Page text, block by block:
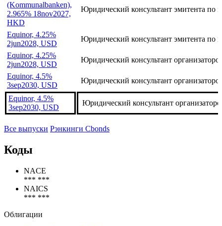
(Kommunalbanken),
2.965% 18nov2027,
HKD
Юридический консультант эмитента по
Equinor, 4.25%
2jun2028, USD
Юридический консультант эмитента по
Equinor, 4.25%
2jun2028, USD
Юридический консультант
Equinor, 4.5%
3sep2030, USD
Юридический консультант
Equinor, 4.5%
3sep2030, USD
Юридический консультант
Все выпуски Рэнкинги Cbonds
Коды
NACE
*** ***
NAICS
*** ***
Облигации